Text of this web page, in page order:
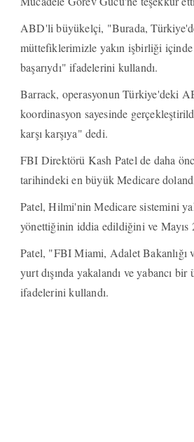
ABD'li büyükelçi, "Burada, Türkiye'de
müttefiklerimizle yakın işbirliği
başarıydı" ifadelerini kullandı.
Barrack, operasyonun Türkiye'deki
koordinasyon sayesinde
karşı karşıya" dedi.
FBI Direktörü Kash Patel de daha
tarihindeki en büyük Medicare
Patel, Hilmi'nin Medicare sistemini
yönettiğinin iddia edildiğini ve
Patel, "FBI Miami, Adalet Bakanlığı
yurt dışında yakalandı ve yabancı
ifadelerini kullandı.